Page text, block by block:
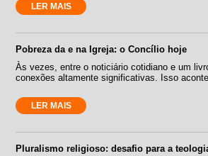
LER MAIS
Pobreza da e na Igreja: o Concílio hoje
Às vezes, entre o noticiário cotidiano e um
conexões altamente significativas. Isso
LER MAIS
Pluralismo religioso: desafio para a